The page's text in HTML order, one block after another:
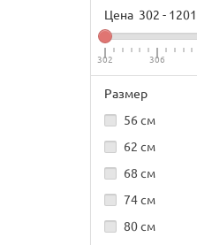
Цена 302 - 1201
302 306
Размер
56 см
62 см
68 см
74 см
80 см